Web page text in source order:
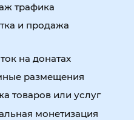
трафика
и продажа
на донатах
размещения
товаров или услуг
монетизация